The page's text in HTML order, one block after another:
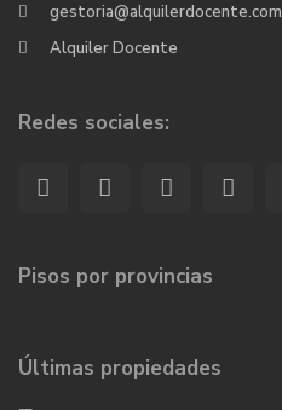
gestoria@alquilerdocente.com
Alquiler Docente
Redes sociales:
Pisos por provincias
Últimas propiedades